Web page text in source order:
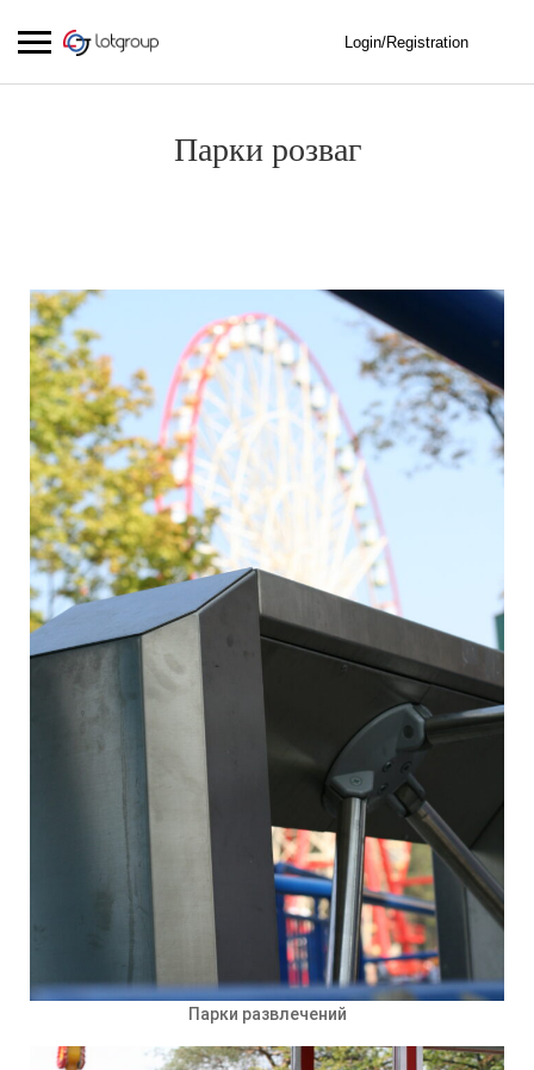
Login/Registration
Парки розваг
Парки развлечений